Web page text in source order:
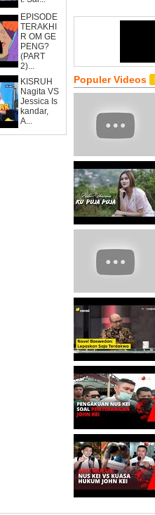
EPISODE
TERAKHI
R OM GE
PENG?
(PART
2)...
KISRUH
Nagita VS
Jessica Is
kandar,
A...
Populer Videos